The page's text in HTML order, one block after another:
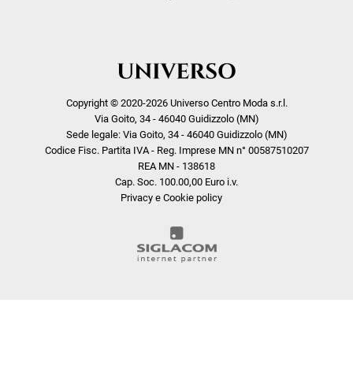
Copyright © 2020-2026 Universo Centro Moda s.r.l.
Via Goito, 34 - 46040 Guidizzolo (MN)
Sede legale: Via Goito, 34 - 46040 Guidizzolo (MN)
Codice Fisc. Partita IVA - Reg. Imprese MN n° 00587510207
REA MN - 138618
Cap. Soc. 100.00,00 Euro i.v.
Privacy e Cookie policy